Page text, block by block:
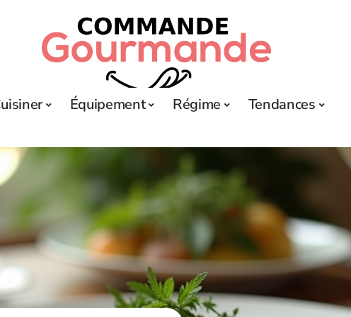
Équipement Régime Tendances